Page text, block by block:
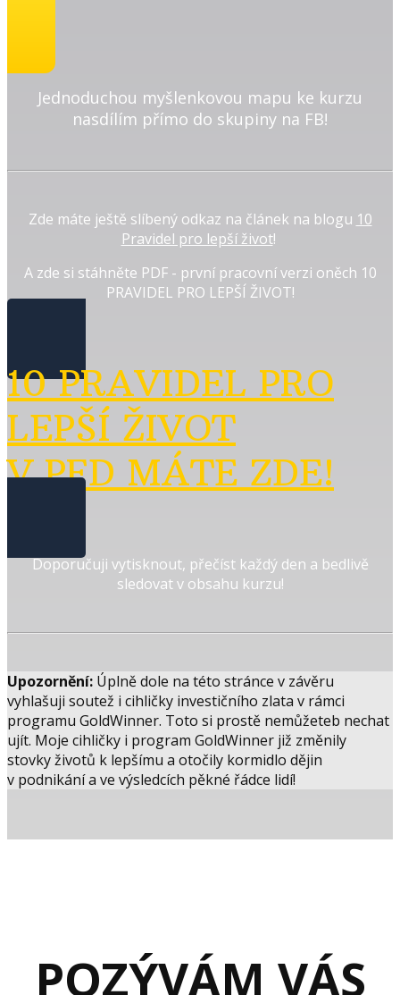
Jednoduchou myšlenkovou mapu ke kurzu
nasdílím přímo do skupiny na FB!
Zde máte ještě slíbený odkaz na článek na blogu 10
Pravidel pro lepší život!
A zde si stáhněte PDF - první pracovní verzi oněch 10
PRAVIDEL PRO LEPŠÍ ŽIVOT!
10 PRAVIDEL PRO
LEPŠÍ ŽIVOT
V PFD MÁTE ZDE!
Doporučuji vytisknout, přečíst každý den a bedlivě
sledovat v obsahu kurzu!
Upozornění: Úplně dole na této stránce v závěru
vyhlašuji soutež i cihličky investičního zlata v rámci
programu GoldWinner. Toto si prostě nemůžeteb nechat
ujít. Moje cihličky i program GoldWinner již změnily
stovky životů k lepšímu a otočily kormidlo dějin
v podnikání a ve výsledcích pěkné řádce lidí!
POZÝVÁM VÁS